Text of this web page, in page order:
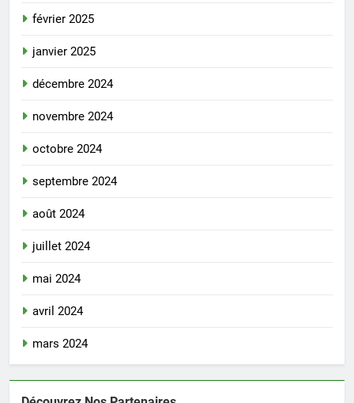
février 2025
janvier 2025
décembre 2024
novembre 2024
octobre 2024
septembre 2024
août 2024
juillet 2024
mai 2024
avril 2024
mars 2024